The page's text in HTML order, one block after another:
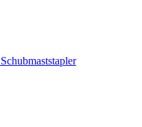
Schubmaststapler